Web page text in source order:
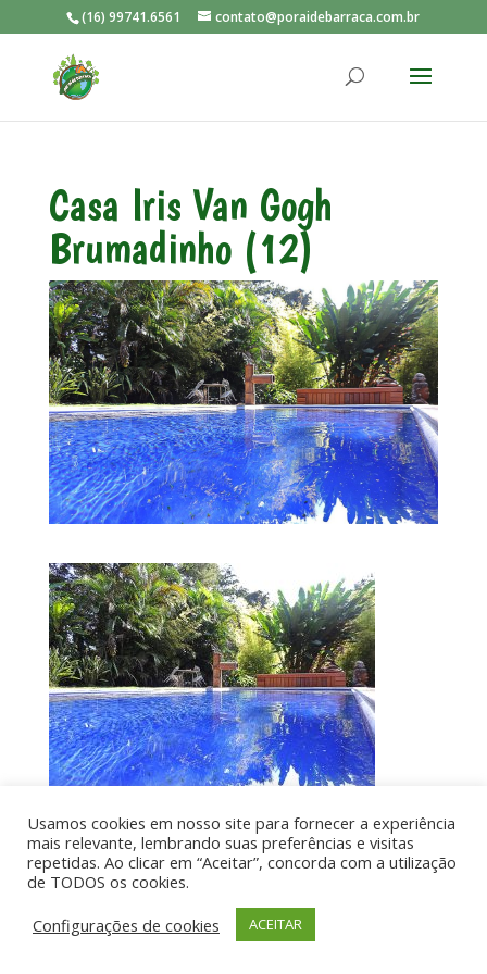
(16) 99741.6561 contato@poraidebarraca.com.br
Casa Iris Van Gogh
Brumadinho (12)
Por aí de Barraca - direitos reservados - Desenvolvido
por UIA WEB
Usamos cookies em nosso site para fornecer a experiência
mais relevante, lembrando suas preferências e visitas
repetidas. Ao clicar em “Aceitar”, concorda com a utilização
de TODOS os cookies.
Configurações de cookies
ACEITAR